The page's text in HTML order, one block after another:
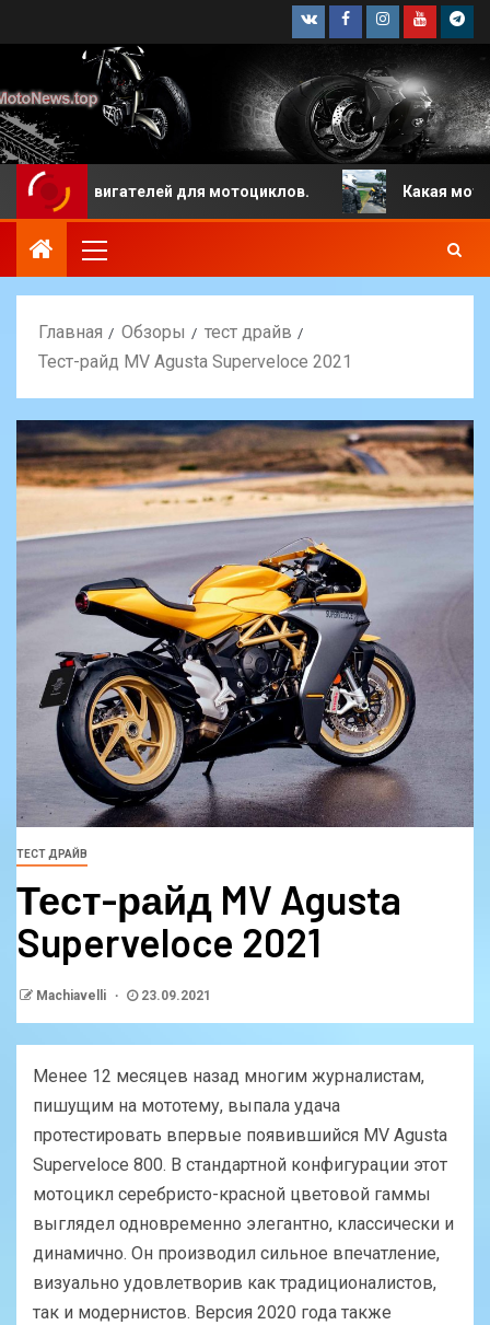
для мотоциклов. Какая мотоциклетная
Главная Обзоры
тест драйв
Тест-райд MV Agusta Superveloce 2021
ТЕСТ ДРАЙВ
Тест-райд MV Agusta
Superveloce 2021
Machiavelli 23.09.2021
Менее 12 месяцев назад многим журналистам,
пишущим на мототему, выпала удача
протестировать впервые появившийся MV Agusta
Superveloce 800. В стандартной конфигурации этот
мотоцикл серебристо-красной цветовой гаммы
выглядел одновременно элегантно, классически и
динамично. Он производил сильное впечатление,
визуально удовлетворив как традиционалистов,
так и модернистов. Версия 2020 года также